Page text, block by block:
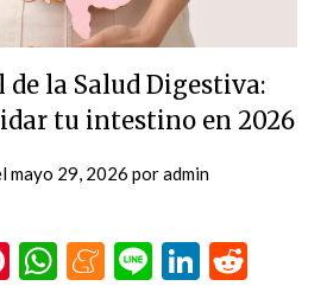
la Salud Digestiva:
tu intestino en 2026
mayo 29, 2026 poradmin
Pinterest
WhatsApp
Meneame
Line